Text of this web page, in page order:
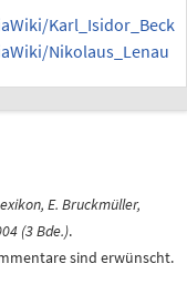
Karl_Isidor_Beck
Nikolaus_Lenau
E. Bruckmüller,
(3 Bde.).
sind erwünscht.